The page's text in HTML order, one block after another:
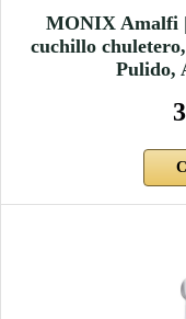
MONIX Amalfi |
cuchillo
Pulido,